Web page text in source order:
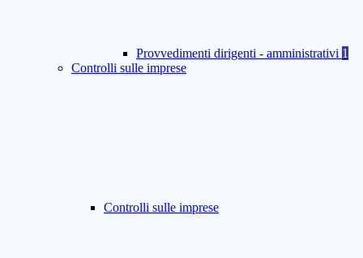
Provvedimenti dirigenti - amministrativi 1
Controlli sulle imprese
Controlli sulle imprese